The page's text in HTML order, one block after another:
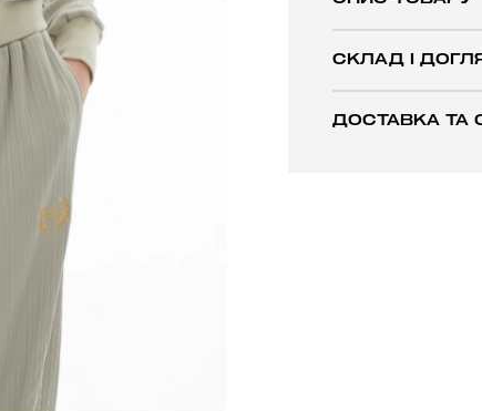
СКЛАД І
ДОСТАВКА ТА